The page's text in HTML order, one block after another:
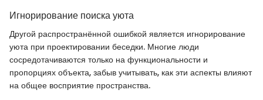
Игнорирование поиска уюта
Другой распространённой ошибкой является игнорирование
уюта при проектировании беседки. Многие люди
сосредотачиваются только на функциональности и
пропорциях объекта, забыв учитывать, как эти аспекты влияют
на общее восприятие пространства.